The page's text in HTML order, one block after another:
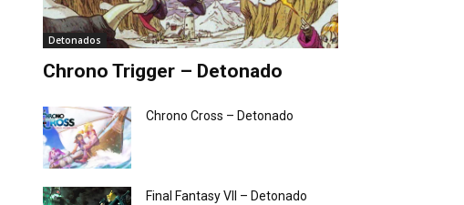
Detonados
Chrono Trigger – Detonado
Chrono Cross – Detonado
Final Fantasy VII – Detonado